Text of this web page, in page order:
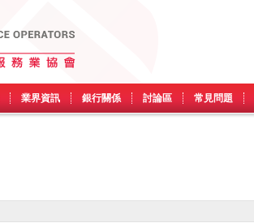
業界資訊 銀行關係 討論區 常見問題